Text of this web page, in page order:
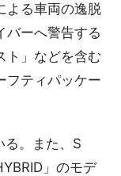
よる車両の逸脱
バーへ警告する
ト」などを含む
フティパッケー
。また、S
」のモデ